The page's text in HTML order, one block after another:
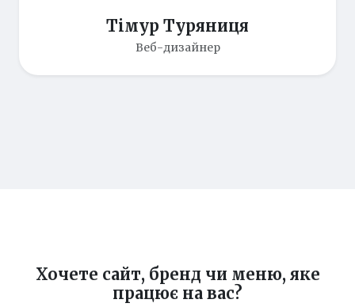
Тімур Туряниця
Веб-дизайнер
Хочете сайт, бренд чи меню, яке
працює на вас?